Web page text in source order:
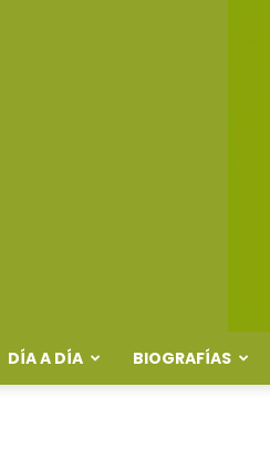
DÍA A DÍA BIOGRAFÍAS